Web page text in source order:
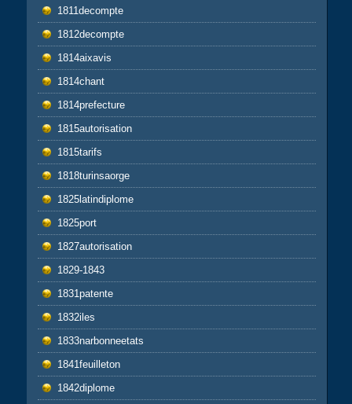
1811decompte
1812decompte
1814aixavis
1814chant
1814prefecture
1815autorisation
1815tarifs
1818turinsaorge
1825latindiplome
1825port
1827autorisation
1829-1843
1831patente
1832iles
1833narbonneetats
1841feuilleton
1842diplome